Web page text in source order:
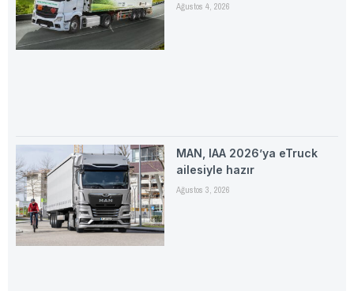
Ağustos 4, 2026
MAN, IAA 2026’ya eTruck
ailesiyle hazır
Ağustos 3, 2026